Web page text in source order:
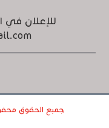
للإعلان في
جميع الحقوق